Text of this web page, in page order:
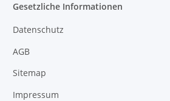
Gesetzliche Informationen
Datenschutz
AGB
Sitemap
Impressum